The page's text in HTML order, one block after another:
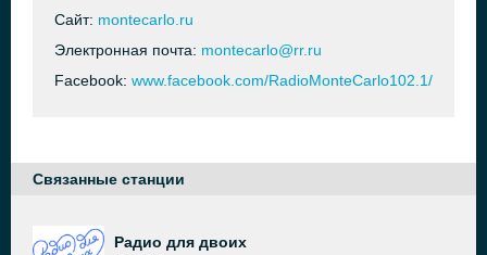
Сайт: montecarlo.ru
Электронная почта: montecarlo@rr.ru
Facebook: www.facebook.com/RadioMonteCarlo102.1/
Связанные станции
Радио для двоих